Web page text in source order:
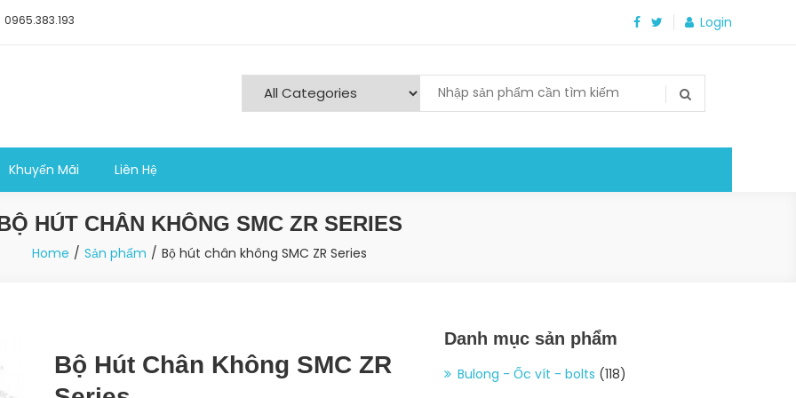
0965.383.193 Login
Khuyến Mãi Liên Hệ
HÚT CHÂN KHÔNG SMC ZR SERIES
Home Sản phẩm Bộ hút chân không SMC ZR Series
Bộ Hút Chân Không SMC ZR
Danh mục sản phẩm
Bulong - Ốc vít - bolts (118)